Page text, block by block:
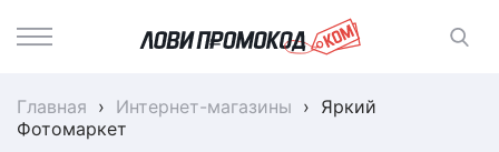
Главная › Интернет-магазины › Яркий
Фотомаркет